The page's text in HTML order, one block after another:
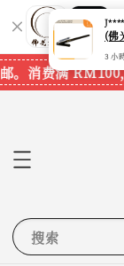
。 消费满 RM100
搜索
3 小